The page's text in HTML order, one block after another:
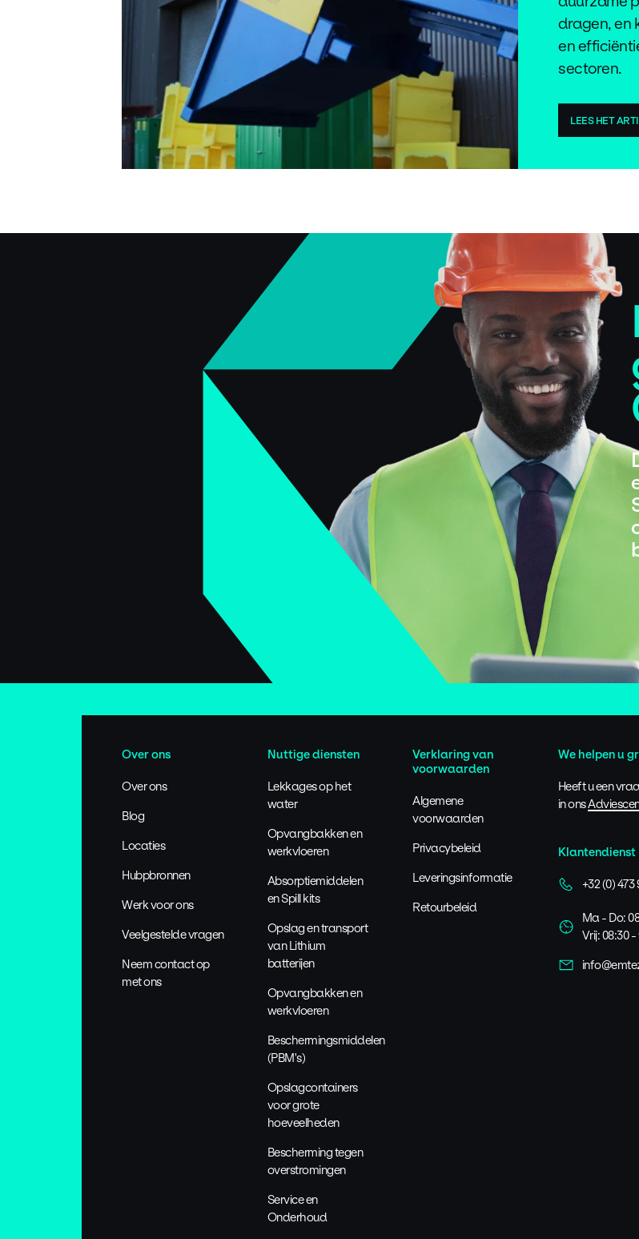
dragen, en
en
sectoren.
LEES HET
Over ons
Over ons
Blog
Locaties
Hubpbronnen
Werk voor ons
Veelgestelde vragen
Neem contact op
met ons
Nuttige diensten
Lekkages op het
water
Opvangbakken en
werkvloeren
Absorptiemiddelen
en Spill kits
Opslag en transport
van Lithium
batterijen
Opvangbakken en
werkvloeren
Beschermingsmiddelen
(PBM's)
Opslagcontainers
voor grote
hoeveelheden
Bescherming tegen
overstromingen
Service en
Onderhoud
Verklaring van
voorwaarden
Algemene
voorwaarden
Privacybeleid
Leveringsinformatie
Retourbeleid
We helpen u
Heeft u een
in ons
Klantendienst
+32 (0) 473
Ma - Do:
Vrij: 08:30 -